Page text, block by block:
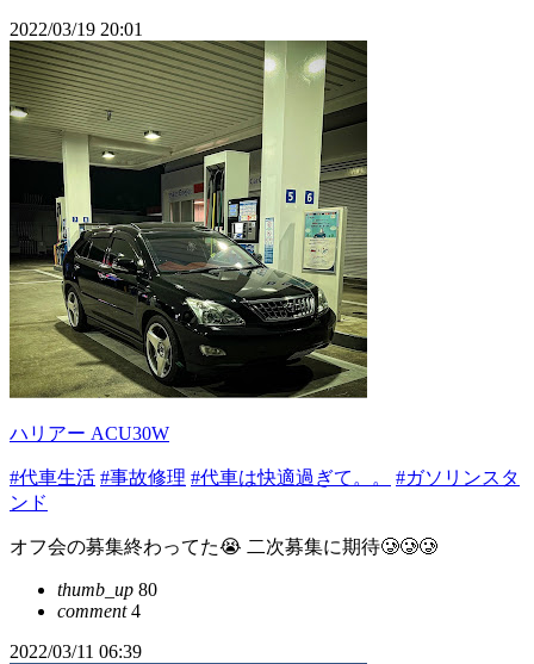
2022/03/19 20:01
ハリアー ACU30W
#代車生活 #事故修理 #代車は快適過ぎて。。
#ガソリンスタ
ンド
オフ会の募集終わってた😭 二次募集に期待🥲🥲🥲
thumb_up 80
comment4
2022/03/11 06:39